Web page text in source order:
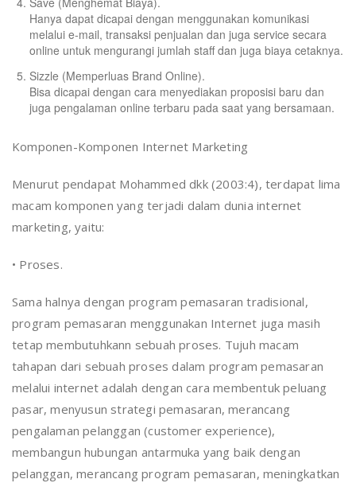
Hanya dapat dicapai dengan menggunakan komunikasi
melalui e-mail, transaksi penjualan dan juga service secara
online untuk mengurangi jumlah staff dan juga biaya cetaknya.
Sizzle (Memperluas Brand Online).
Bisa dicapai dengan cara menyediakan proposisi baru dan
juga pengalaman online terbaru pada saat yang bersamaan.
Komponen-Komponen Internet Marketing
Menurut pendapat Mohammed dkk (2003:4), terdapat lima
macam komponen yang terjadi dalam dunia internet
marketing, yaitu:
• Proses.
Sama halnya dengan program pemasaran tradisional,
program pemasaran menggunakan Internet juga masih
tetap membutuhkann sebuah proses. Tujuh macam
tahapan dari sebuah proses dalam program pemasaran
melalui internet adalah dengan cara membentuk peluang
pasar, menyusun strategi pemasaran, merancang
pengalaman pelanggan (customer experience),
membangun hubungan antarmuka yang baik dengan
pelanggan, merancang program pemasaran, meningkatkan